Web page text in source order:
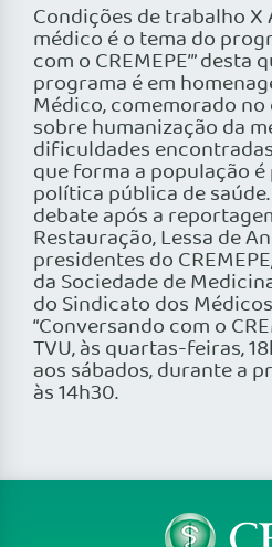
Condições de trabalho
médico é o tema do
com o CREMEPE’”
programa é em
Médico, comemorado no
sobre humanização da
dificuldades
que forma a população
política pública de
debate após a
Restauração, Lessa de
presidentes do
da Sociedade de
do Sindicato dos
“Conversando com o
TVU, às quartas-feiras,
aos sábados, durante a
às 14h30.